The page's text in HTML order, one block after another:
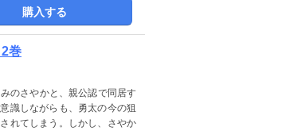
購入する
巻
のさやかと、親公認で同居す
識しながらも、勇太の今の狙
れてしまう。しかし、さやか